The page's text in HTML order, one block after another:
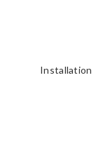
Installation